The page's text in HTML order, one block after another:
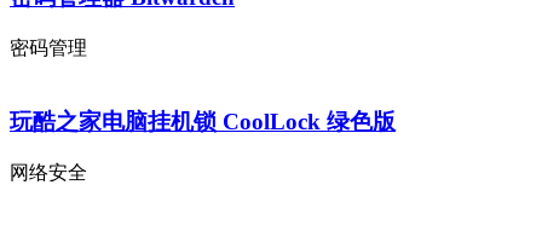
密码管理
玩酷之家电脑挂机锁 CoolLock 绿色版
网络安全